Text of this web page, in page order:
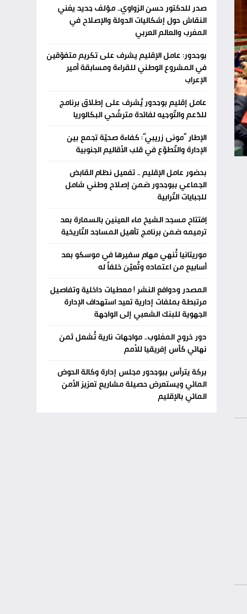
صدر للدكتور حسن الزواوي.. مؤلف جديد يغني
النقاش حول إشكاليات الدولة والإصلاح في
المغرب والعالم العربي
بوجدور: عامل الإقليم يشرف على تكريم متفوّقين
في المشروع الوطني للقراءة ومسابقة أمير
الإعراب
عامل إقليم بوجدور يُشرف على إطلاق برنامج
للدّعم والتّوجيه لفائدة مترشّحي البكالوريا
الإطار “مونى زريبي”: كفاءة صحيّة تجمع بين
الإدارة والتّطوّع في قلب الأقاليم الجنوبية
بحضور عامل الإقليم .. تفعيل نظام القابض
الجماعي ببوجدور ضمن إصلاح وطني شامل
للجبايات التّرابية
اِفتتاح مسجد الشيخ ماء العينين بالسمارة بعد
ترميمه ضمن برنامج تأهيل المساجد التّاريخية
موريتانيا تُنهي مهام سفيرها في موسكو بعد
أسابيع من اعتماده وتُعيّن خلفاً له
المصدر ودوافع النشر ! معطيات داخلية وتفاصيل
مرتبطة بملفات إدارية تعيد استهداف الإدارة
الجهوية للبنك الشعبي إلى الواجهة
دور خروج المغلوب.. مواجهات نارية تُشعل ثمن
نهائي كأس إفريقيا للأمم
بركة يترأس ببوجدور مجلس إدارة وكالة الحوض
المائي ويستعرض حصيلة مشاريع تعزيز الأمن
المائي بالإقليم